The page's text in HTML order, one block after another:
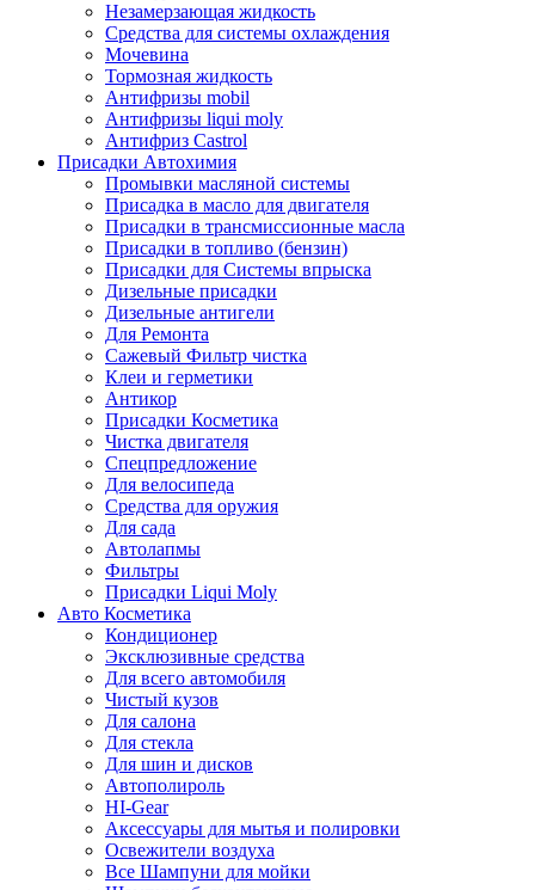
Незамерзающая жидкость
Средства для системы охлаждения
Мочевина
Тормозная жидкость
Антифризы mobil
Антифризы liqui moly
Антифриз Castrol
Присадки Автохимия
Промывки масляной системы
Присадка в масло для двигателя
Присадки в трансмиссионные масла
Присадки в топливо (бензин)
Присадки для Системы впрыска
Дизельные присадки
Дизельные антигели
Для Ремонта
Сажевый Фильтр чистка
Клеи и герметики
Антикор
Присадки Косметика
Чистка двигателя
Спецпредложение
Для велосипеда
Средства для оружия
Для сада
Автолапмы
Фильтры
Присадки Liqui Moly
Авто Косметика
Кондиционер
Эксклюзивные средства
Для всего автомобиля
Чистый кузов
Для салона
Для стекла
Для шин и дисков
Автополироль
HI-Gear
Аксессуары для мытья и полировки
Освежители воздуха
Все Шампуни для мойки